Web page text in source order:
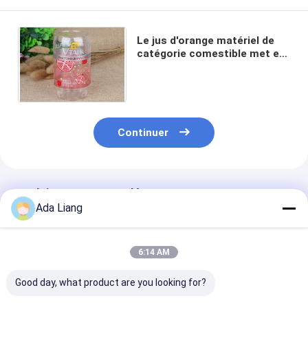
Le jus d'orange matériel de
catégorie comestible met en
Continuer
Produits Recommandés
Ada Liang
6:14 AM
Good day, what product are you looking for?